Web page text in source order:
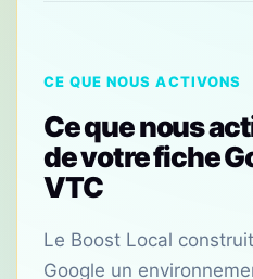
CE QUE NOUS ACTIVONS
Ce que nous
de votre fiche
VTC
Le Boost Local
Google un